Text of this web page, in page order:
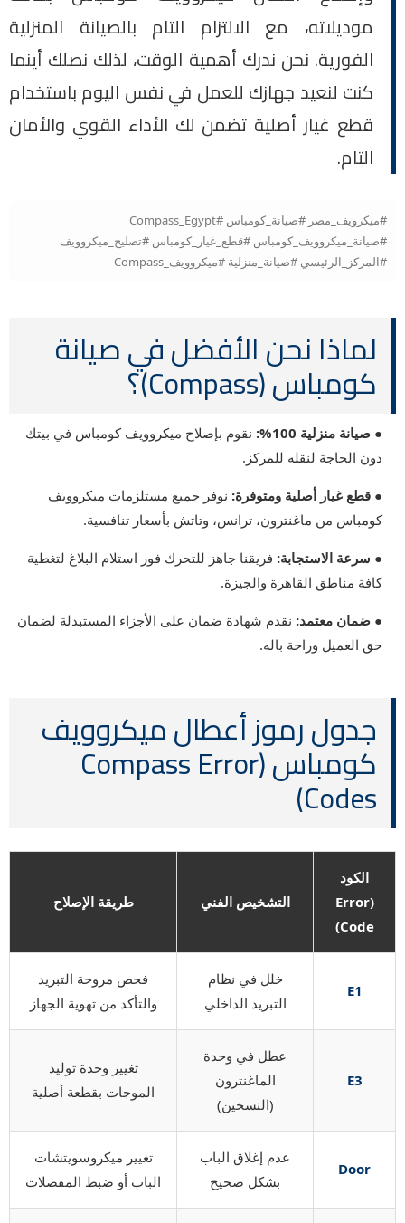
موديلاته، مع الالتزام التام بالصيانة المنزلية
الفورية. نحن ندرك أهمية الوقت، لذلك نصلك أينما
كنت لنعيد جهازك للعمل في نفس اليوم باستخدام
قطع غيار أصلية تضمن لك الأداء القوي والأمان
التام.
#ميكرويف_مصر #صيانة_كومباس #Compass_Egypt
#صيانة_ميكروويف_كومباس #قطع_غيار_كومباس #تصليح_ميكروويف
#المركز_الرئيسي #صيانة_منزلية #ميكروويف_Compass
لماذا نحن الأفضل في صيانة
كومباس (Compass)؟
● صيانة منزلية 100%:
نقوم بإصلاح ميكروويف كومباس في بيتك
دون الحاجة لنقله للمركز.
● قطع غيار أصلية ومتوفرة: نوفر جميع مستلزمات ميكروويف
كومباس من ماغنترون، ترانس، وتاتش بأسعار تنافسية.
● سرعة الاستجابة: فريقنا جاهز للتحرك فور استلام البلاغ لتغطية
كافة مناطق القاهرة والجيزة.
● ضمان معتمد: نقدم شهادة ضمان على الأجزاء المستبدلة لضمان
حق العميل وراحة باله.
جدول رموز أعطال ميكروويف
كومباس (Compass Error
Codes)
الكود
(Error
Code)
التشخيص الفني طريقة الإصلاح
E1
خلل في نظام
التبريد الداخلي
فحص مروحة التبريد
والتأكد من تهوية الجهاز
E3
عطل في وحدة
الماغنترون
(التسخين)
تغيير وحدة توليد
الموجات بقطعة أصلية
Door
عدم إغلاق الباب
بشكل صحيح
تغيير ميكروسويتشات
الباب أو ضبط المفصلات